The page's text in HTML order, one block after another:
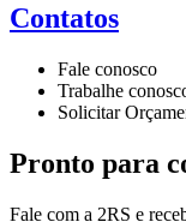
Contatos
Fale conosco
Trabalhe
Solicitar
Pronto para
Fale com a 2RS e